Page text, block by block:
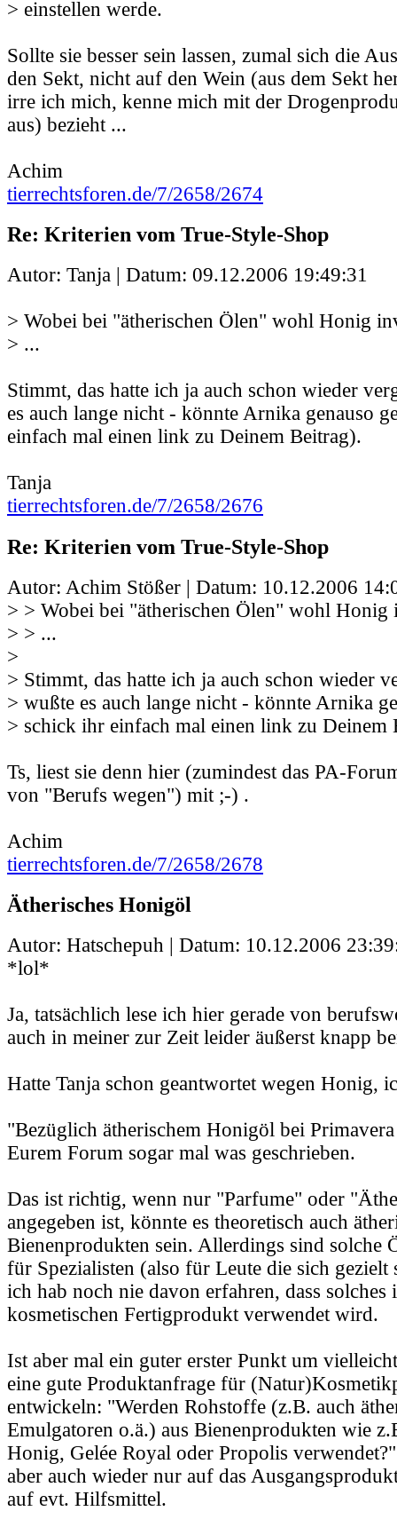
> einstellen werde.
Sollte sie besser sein lassen, zumal sich die
den Sekt, nicht auf den Wein (aus dem Sekt
irre ich mich, kenne mich mit der
aus) bezieht ...
Achim
tierrechtsforen.de/7/2658/2674
Re: Kriterien vom True-Style-Shop
Autor: Tanja | Datum: 09.12.2006 19:49:31
> Wobei bei "ätherischen Ölen" wohl Honig
> ...
Stimmt, das hatte ich ja auch schon wieder
es auch lange nicht - könnte Arnika genauso
einfach mal einen link zu Deinem Beitrag).
Tanja
tierrechtsforen.de/7/2658/2676
Re: Kriterien vom True-Style-Shop
Autor: Achim Stößer | Datum: 10.12.2006
> > Wobei bei "ätherischen Ölen" wohl
> > ...
>
> Stimmt, das hatte ich ja auch schon wieder
> wußte es auch lange nicht - könnte Arnika
> schick ihr einfach mal einen link zu Deinem
Ts, liest sie denn hier (zumindest das PA-
von "Berufs wegen") mit ;-) .
Achim
tierrechtsforen.de/7/2658/2678
Ätherisches Honigöl
Autor: Hatschepuh | Datum: 10.12.2006
*lol*
Ja, tatsächlich lese ich hier gerade von
auch in meiner zur Zeit leider äußerst knapp
Hatte Tanja schon geantwortet wegen Honig,
"Bezüglich ätherischem Honigöl bei
Eurem Forum sogar mal was geschrieben.
Das ist richtig, wenn nur "Parfume" oder
angegeben ist, könnte es theoretisch auch
Bienenprodukten sein. Allerdings sind solche
für Spezialisten (also für Leute die sich gezielt
ich hab noch nie davon erfahren, dass solches
kosmetischen Fertigprodukt verwendet wird.
Ist aber mal ein guter erster Punkt um
eine gute Produktanfrage für
entwickeln: "Werden Rohstoffe (z.B. auch
Emulgatoren o.ä.) aus Bienenprodukten wie
Honig, Gelée Royal oder Propolis
aber auch wieder nur auf das
auf evt. Hilfsmittel.